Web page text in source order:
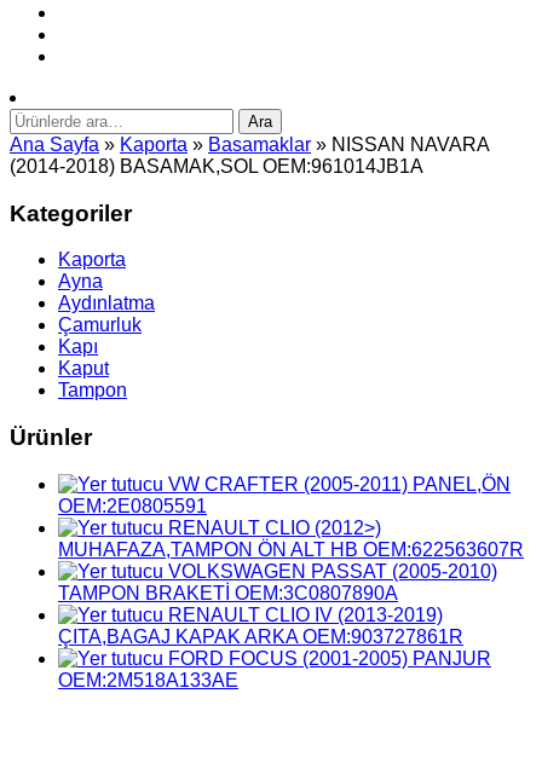
Ara: Ara
Ana Sayfa » Kaporta » Basamaklar » NISSAN NAVARA
(2014-2018) BASAMAK,SOL OEM:961014JB1A
Kategoriler
Kaporta
Ayna
Aydınlatma
Çamurluk
Kapı
Kaput
Tampon
Ürünler
VW CRAFTER (2005-2011) PANEL,ÖN
OEM:2E0805591
RENAULT CLIO (2012>)
MUHAFAZA,TAMPON ÖN ALT HB OEM:622563607R
VOLKSWAGEN PASSAT (2005-2010)
TAMPON BRAKETİ OEM:3C0807890A
RENAULT CLIO IV (2013-2019)
ÇITA,BAGAJ KAPAK ARKA OEM:903727861R
FORD FOCUS (2001-2005) PANJUR
OEM:2M518A133AE